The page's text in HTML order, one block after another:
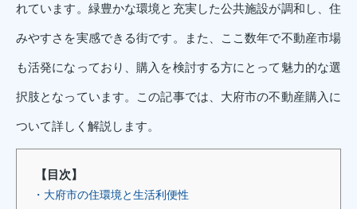
れています。緑豊かな環境と充実した公共施設が調和し、住
みやすさを実感できる街です。また、ここ数年で不動産市場
も活発になっており、購入を検討する方にとって魅力的な選
択肢となっています。この記事では、大府市の不動産購入に
ついて詳しく解説します。
【目次】
・大府市の住環境と生活利便性